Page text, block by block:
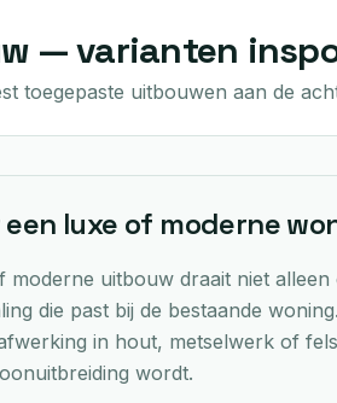
— varianten
toegepaste uitbouwen aan de
luxe of moderne
moderne uitbouw draait niet
die past bij de bestaande
in hout, metselwerk of
wordt.